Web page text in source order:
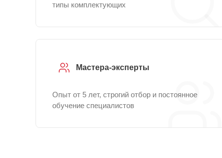
типы комплектующих
Мастера-эксперты
Опыт от 5 лет, строгий отбор и постоянное
обучение специалистов